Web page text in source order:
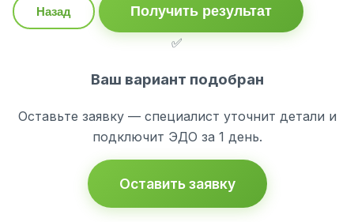
Назад
Получить результат
✅
Ваш вариант подобран
Оставьте заявку — специалист уточнит детали и
подключит ЭДО за 1 день.
Оставить заявку